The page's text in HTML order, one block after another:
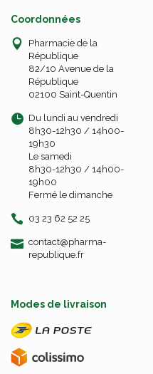
Coordonnées
Pharmacie de la
République
82/10 Avenue de la
République
02100 Saint-Quentin
Du lundi au vendredi
8h30-12h30 / 14h00-
19h30
Le samedi
8h30-12h30 / 14h00-
19h00
Fermé le dimanche
03 23 62 52 25
contact-
@-
pharma-
republique.fr
Modes de livraison